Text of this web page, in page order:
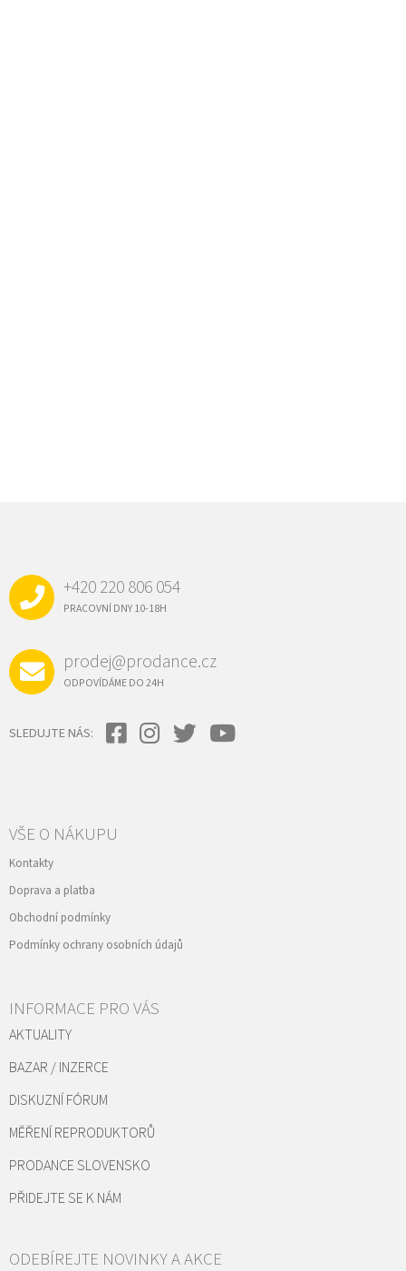
+420 220 806 054
PRACOVNÍ DNY 10-18H
prodej@prodance.cz
ODPOVÍDÁME DO 24H
SLEDUJTE NÁS:
VŠE O NÁKUPU
Kontakty
Doprava a platba
Obchodní podmínky
Podmínky ochrany osobních údajů
INFORMACE PRO VÁS
AKTUALITY
BAZAR / INZERCE
DISKUZNÍ FÓRUM
MĚŘENÍ REPRODUKTORŮ
PRODANCE SLOVENSKO
PŘIDEJTE SE K NÁM